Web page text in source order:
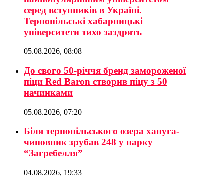
серед вступників в Україні.
Тернопільські хабарницькі
університети тихо заздрять
05.08.2026, 08:08
До свого 50-річчя бренд замороженої
піци Red Baron створив піцу з 50
начинками
05.08.2026, 07:20
Біля тернопільського озера хапуга-
чиновник зрубав 248 у парку
“Загребелля”
04.08.2026, 19:33